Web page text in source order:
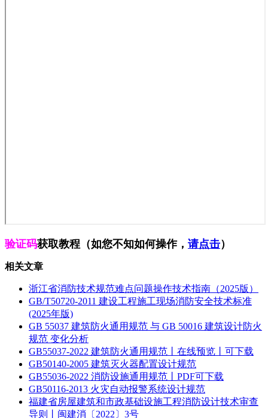
验证码获取教程（如您不知如何操作， 请点击）
相关文章
浙江省消防技术规范难点问题操作技术指南（2025版）
GB/T50720-2011 建设工程施工现场消防安全技术标准
(2025年版)
GB 55037 建筑防火通用规范 与 GB 50016 建筑设计防火
规范 变化分析
GB55037-2022 建筑防火通用规范丨在线预览丨可下载
GB50140-2005 建筑灭火器配置设计规范
GB55036-2022 消防设施通用规范丨PDF可下载
GB50116-2013 火灾自动报警系统设计规范
福建省房屋建筑和市政基础设施工程消防设计技术审查
导则丨闽建消〔2022〕3号